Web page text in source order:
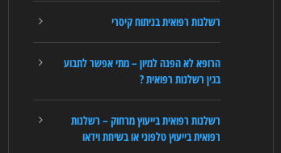
רשלנות רפואית בניתוח קיסרי
הרופא לא הפנה למיון – מתי אפשר לתבוע
בגין רשלנות רפואית ?
רשלנות רפואית בייעוץ מרחוק – רשלנות
רפואית בייעוץ טלפוני או בשיחת וידאו